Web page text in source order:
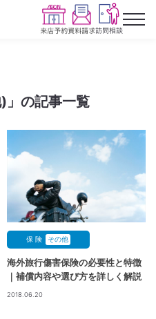
)」の記事一覧
保 険 その他
海外旅行傷害保険の必要性と特徴
｜補償内容や選び方を詳しく解説
2018.06.20